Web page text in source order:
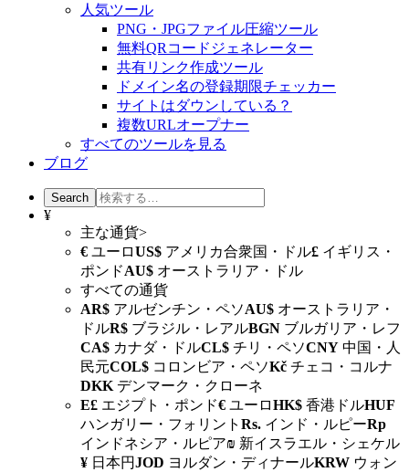
人気ツール
PNG・JPGファイル圧縮ツール
無料QRコードジェネレーター
共有リンク作成ツール
ドメイン名の登録期限チェッカー
サイトはダウンしている？
複数URLオープナー
すべてのツールを見る
ブログ
¥
主な通貨>
€ ユーロUS$ アメリカ合衆国・ドル£ イギリス・
ポンドAU$ オーストラリア・ドル
すべての通貨
AR$ アルゼンチン・ペソAU$ オーストラリア・
ドルR$ ブラジル・レアルBGN ブルガリア・レフ
CA$ カナダ・ドルCL$ チリ・ペソCNY 中国・人
民元COL$ コロンビア・ペソKč チェコ・コルナ
DKK デンマーク・クローネ
E£ エジプト・ポンド€ ユーロHK$ 香港ドルHUF
ハンガリー・フォリント Rs. インド・ルピーRp
インドネシア・ルピア₪ 新イスラエル・シェケル
¥ 日本円JOD ヨルダン・ディナールKRW ウォン